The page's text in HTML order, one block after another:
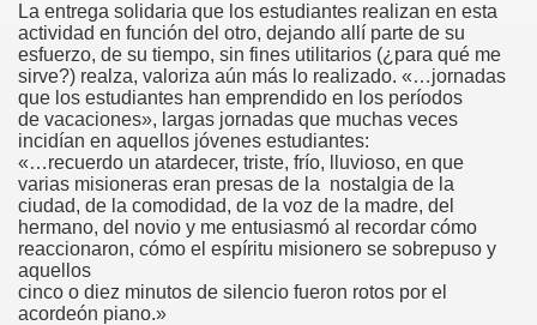
La entrega solidaria que los estudiantes realizan en esta
actividad en función del otro, dejando allí parte de su
esfuerzo, de su tiempo, sin fines utilitarios (¿para qué me
sirve?) realza, valoriza aún más lo realizado. «…jornadas
que los estudiantes han emprendido en los períodos
de vacaciones», largas jornadas que muchas veces
incidían en aquellos jóvenes estudiantes:
«…recuerdo un atardecer, triste, frío, lluvioso, en que
varias misioneras eran presas de la nostalgia de la
ciudad, de la comodidad, de la voz de la madre, del
hermano, del novio y me entusiasmó al recordar cómo
reaccionaron, cómo el espíritu misionero se sobrepuso y
aquellos
cinco o diez minutos de silencio fueron rotos por el
acordeón piano.»